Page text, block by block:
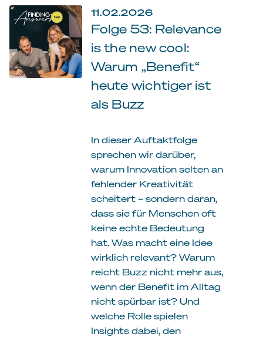
11.02.2026
Folge 53: Relevance
is the new cool:
Warum „Benefit“
heute wichtiger ist
als Buzz
In dieser Auftaktfolge
sprechen wir darüber,
warum Innovation selten an
fehlender Kreativität
scheitert – sondern daran,
dass sie für Menschen oft
keine echte Bedeutung
hat. Was macht eine Idee
wirklich relevant? Warum
reicht Buzz nicht mehr aus,
wenn der Benefit im Alltag
nicht spürbar ist? Und
welche Rolle spielen
Insights dabei, den